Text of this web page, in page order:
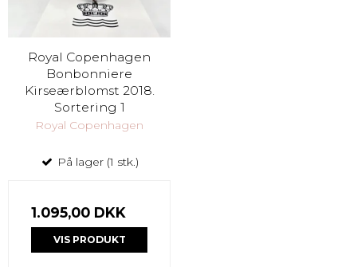
Royal Copenhagen
Bonbonniere
Kirseærblomst 2018.
Sortering 1
Royal Copenhagen
På lager (1 stk.)
1.095,00 DKK
VIS PRODUKT